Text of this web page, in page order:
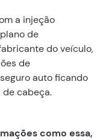
a injeção
de
do veículo,
de
auto ficando
cabeça.
como essa,